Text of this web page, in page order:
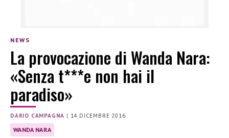
NEWS
La provocazione di Wanda Nara:
«Senza t***e non hai il
paradiso»
DARIO CAMPAGNA | 14 DICEMBRE 2016
WANDA NARA